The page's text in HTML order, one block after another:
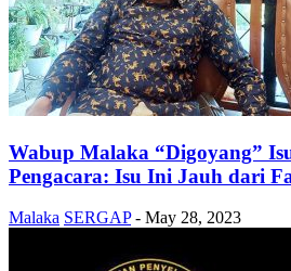
Wabup Malaka “Digoyang”
Pengacara: Isu Ini Jauh dari
Malaka SERGAP - May 28, 2023